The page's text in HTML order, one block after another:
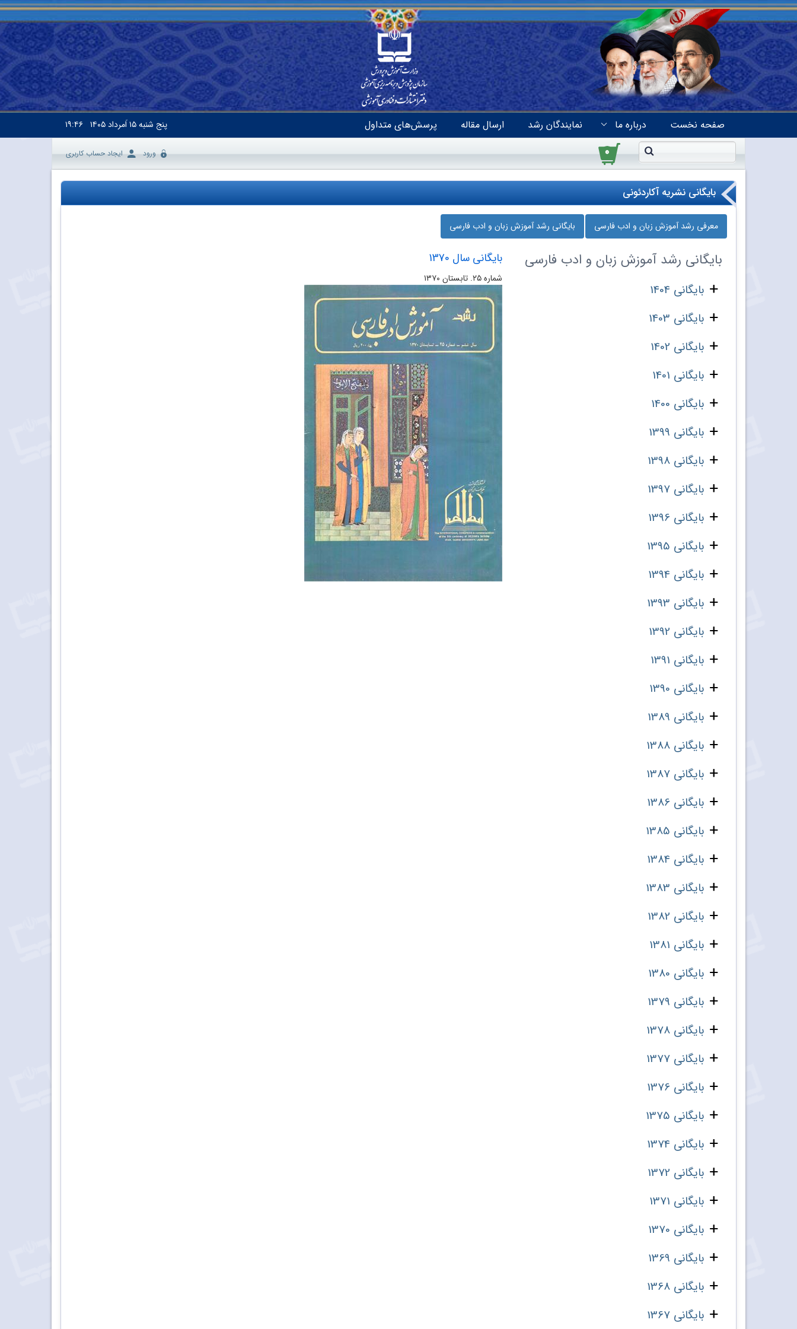
صفحه نخست درباره ما نمایندگان رشد ارسال مقاله پرسش‌های متداول پنج شنبه۱۵ اَمرداد ۱۴۰۵ ۱۹:۴۶
۰ ورود ایجاد حساب کاربری
بایگانی نشریه آکاردئونی
معرفی رشد آموزش زبان و ادب فارسی بایگانی رشد آموزش زبان و ادب فارسی
بایگانی رشد آموزش زبان و ادب فارسی
بایگانی 1404
بایگانی 1403
بایگانی 1402
بایگانی 1401
بایگانی 1400
بایگانی 1399
بایگانی 1398
بایگانی 1397
بایگانی 1396
بایگانی 1395
بایگانی 1394
بایگانی 1393
بایگانی 1392
بایگانی 1391
بایگانی 1390
بایگانی 1389
بایگانی 1388
بایگانی 1387
بایگانی 1386
بایگانی 1385
بایگانی 1384
بایگانی 1383
بایگانی 1382
بایگانی 1381
بایگانی 1380
بایگانی 1379
بایگانی 1378
بایگانی 1377
بایگانی 1376
بایگانی 1375
بایگانی 1374
بایگانی 1372
بایگانی 1371
بایگانی 1370
بایگانی 1369
بایگانی 1368
بایگانی 1367
بایگانی سال 1370
شماره ۲۵. تابستان ۱۳۷۰